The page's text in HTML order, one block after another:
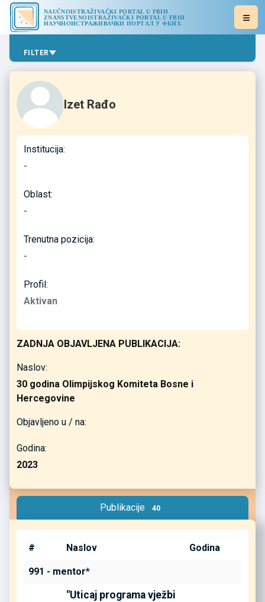
NAUČNOISTRAŽIVAČKI PORTAL U FBIH
ZNANSTVENOISTRAŽIVAČKI PORTAL U FBIH
НАУЧНОИСТРАЖИВАЧКИ ПОРТАЛ У ФБИХ
FILTER
Izet Rađo
Institucija:
-
Oblast:
-
Trenutna pozicija:
-
Profil:
Aktivan
ZADNJA OBJAVLJENA PUBLIKACIJA:
Naslov:
30 godina Olimpijskog Komiteta Bosne i
Hercegovine
Objavljeno u / na:
Godina:
2023
Publikacije 40
# Naslov Godina
991 - mentor*
"Uticaj programa vježbi